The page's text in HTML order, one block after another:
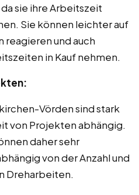
sie ihre Arbeitszeit
Sie können leichter auf
reagieren und auch
in Kauf nehmen.
Vörden sind stark
von Projekten abhängig.
daher sehr
von der Anzahl und
Dreharbeiten.